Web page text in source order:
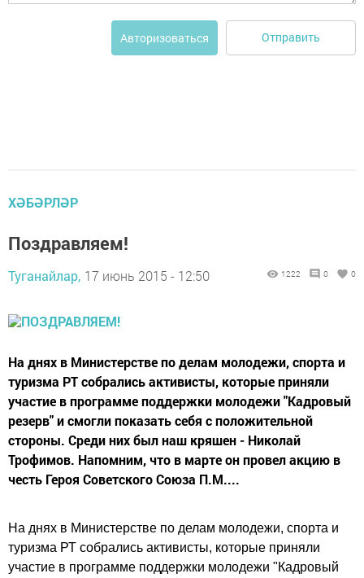
Авторизоваться Отправить
ХӘБӘРЛӘР
Поздравляем!
Туганайлар, 17 июнь 2015 - 12:50 1222 0 0
На днях в Министерстве по делам молодежи, спорта и
туризма РТ собрались активисты, которые приняли
участие в программе поддержки молодежи "Кадровый
резерв" и смогли показать себя с положительной
стороны. Среди них был наш кряшен - Николай
Трофимов. Напомним, что в марте он провел акцию в
честь Героя Советского Союза П.М....
На днях в Министерстве по делам молодежи, спорта и
туризма РТ собрались активисты, которые приняли
участие в программе поддержки молодежи "Кадровый